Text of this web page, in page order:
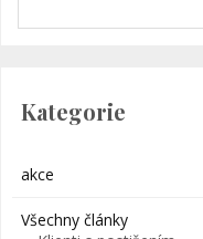
Kategorie
akce
Všechny články